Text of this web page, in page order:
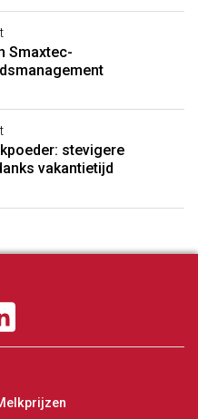
Smaxtec-
stevigere
vakantietijd